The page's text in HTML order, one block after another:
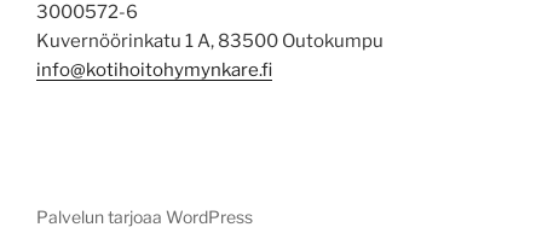
3000572-6
Kuvernöörinkatu 1 A, 83500 Outokumpu
info@kotihoitohymynkare.fi
Palvelun tarjoaa WordPress